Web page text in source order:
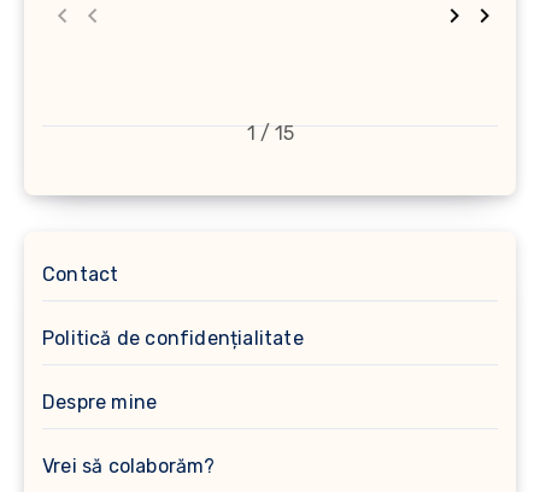
1 / 15
Contact
Politică de confidențialitate
Despre mine
Vrei să colaborăm?